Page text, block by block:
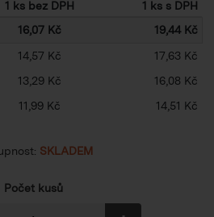
1 ks bez DPH
1 ks s DPH
16,07 Kč
19,44 Kč
14,57 Kč
17,63 Kč
13,29 Kč
16,08 Kč
11,99 Kč 14,51 Kč
SKLADEM
Počet kusů